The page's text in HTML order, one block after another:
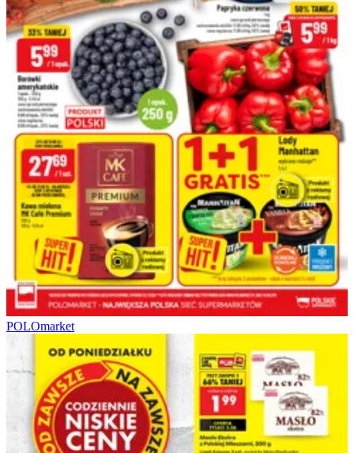
POLOmarket